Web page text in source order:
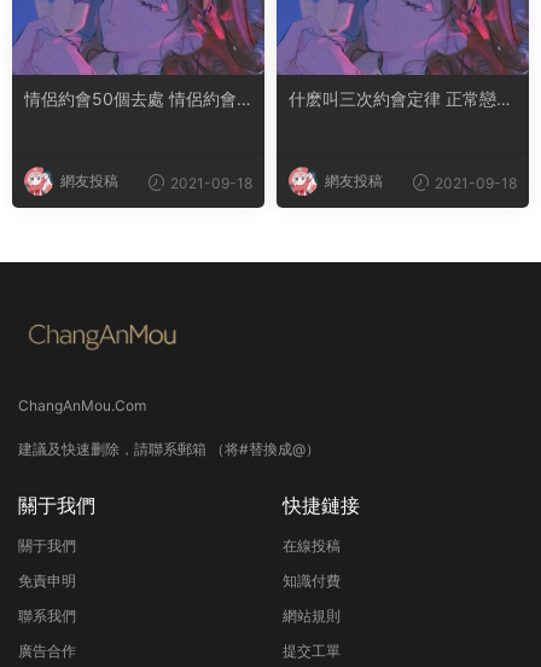
情侶約會50個去處 情侶約會
網友投稿 2021-09-18
什麽叫三次約會定律 正常戀愛
網友投稿 2021-09-18
ChangAnMou.Com
建議及快速删除，請聯系郵箱 （将#替換成@）
關于我們
關于我們
免責申明
聯系我們
廣告合作
快捷鏈接
在線投稿
知識付費
網站規則
提交工單